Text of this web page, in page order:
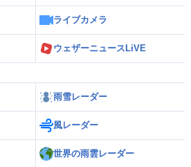
ライブカメラ
ウェザーニュースLiVE
雨雪レーダー
風レーダー
世界の雨雲レーダー